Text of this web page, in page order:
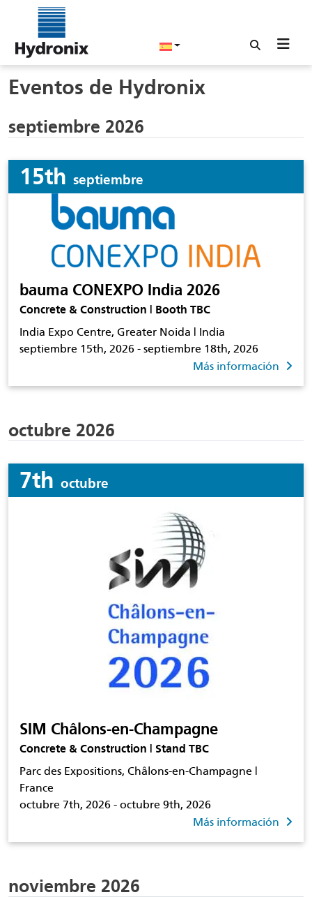
Eventos de Hydronix
septiembre 2026
15th septiembre
bauma CONEXPO India 2026
Concrete & Construction | Booth TBC
India Expo Centre, Greater Noida | India
septiembre 15th, 2026 - septiembre 18th, 2026
Más información
octubre 2026
7th octubre
SIM Châlons-en-Champagne
Concrete & Construction | Stand TBC
Parc des Expositions, Châlons-en-Champagne |
France
octubre 7th, 2026 - octubre 9th, 2026
Más información
noviembre 2026